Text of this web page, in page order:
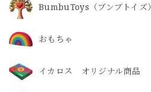
BumbuToys（ブンブトイズ）
おもちゃ
イカロス オリジナル商品